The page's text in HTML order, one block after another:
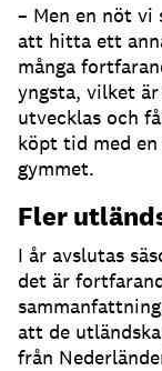
– Men en nöt vi
att hitta ett
många
yngsta, vilket
utvecklas och
köpt tid med
gymmet.
Fler
I år avslutas
det är
att de
från